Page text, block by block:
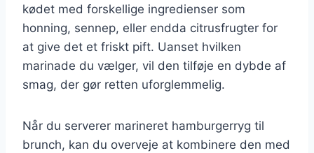
kødet med forskellige ingredienser som
honning, sennep, eller endda citrusfrugter for
at give det et friskt pift. Uanset hvilken
marinade du vælger, vil den tilføje en dybde af
smag, der gør retten uforglemmelig.
Når du serverer marineret hamburgerryg til
brunch, kan du overveje at kombinere den med